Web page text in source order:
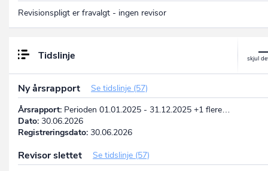
Revisionspligt er fravalgt - ingen revisor
Tidslinje
Ny årsrapport
Se tidslinje (57)
Årsrapport: Perioden 01.01.2025 - 31.12.2025 +1 flere…
Dato: 30.06.2026
Registreringsdato: 30.06.2026
Revisor slettet
Se tidslinje (57)